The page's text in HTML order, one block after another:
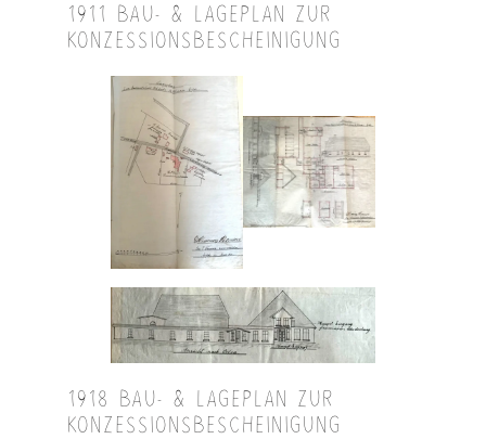
1911 BAU- & LAGEPLAN ZUR
KONZESSIONSBESCHEINIGUNG
1918 BAU- & LAGEPLAN ZUR
KONZESSIONSBESCHEINIGUNG